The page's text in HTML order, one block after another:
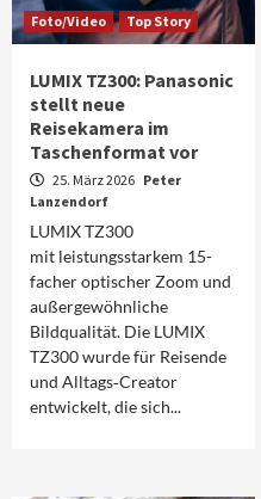
Foto/Video Top Story
LUMIX TZ300: Panasonic
stellt neue
Reisekamera im
Taschenformat vor
25. März 2026 Peter
Lanzendorf
LUMIX TZ300
mit leistungsstarkem 15-
facher optischer Zoom und
außergewöhnliche
Bildqualität. Die LUMIX
TZ300 wurde für Reisende
und Alltags‑Creator
entwickelt, die sich...